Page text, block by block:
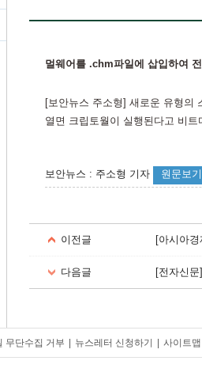
멀웨어를 .chm파일에 삽입하여
[보안뉴스 주소형] 새로운 유형의
열면 크립토월이 실행된다고 비
보안뉴스 : 주소형 기자 원문보기
이전글 [아시아
다음글 [전자신
무단수집 거부 뉴스레터 신청하기 사이트맵